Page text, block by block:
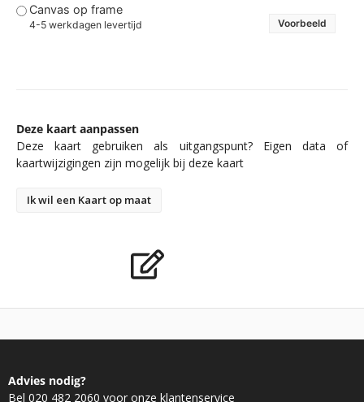
Canvas op frame
4-5 werkdagen levertijd Voorbeeld
Deze kaart aanpassen
Deze kaart gebruiken als uitgangspunt? Eigen data of
kaartwijzigingen zijn mogelijk bij deze kaart
Ik wil een Kaart op maat
Advies nodig?
Bel 020 482 2060 voor onze klantenservice